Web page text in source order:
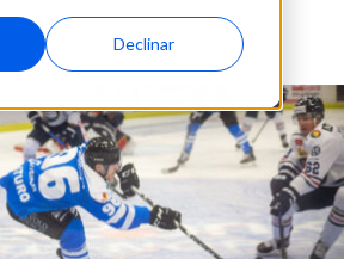
Declinar